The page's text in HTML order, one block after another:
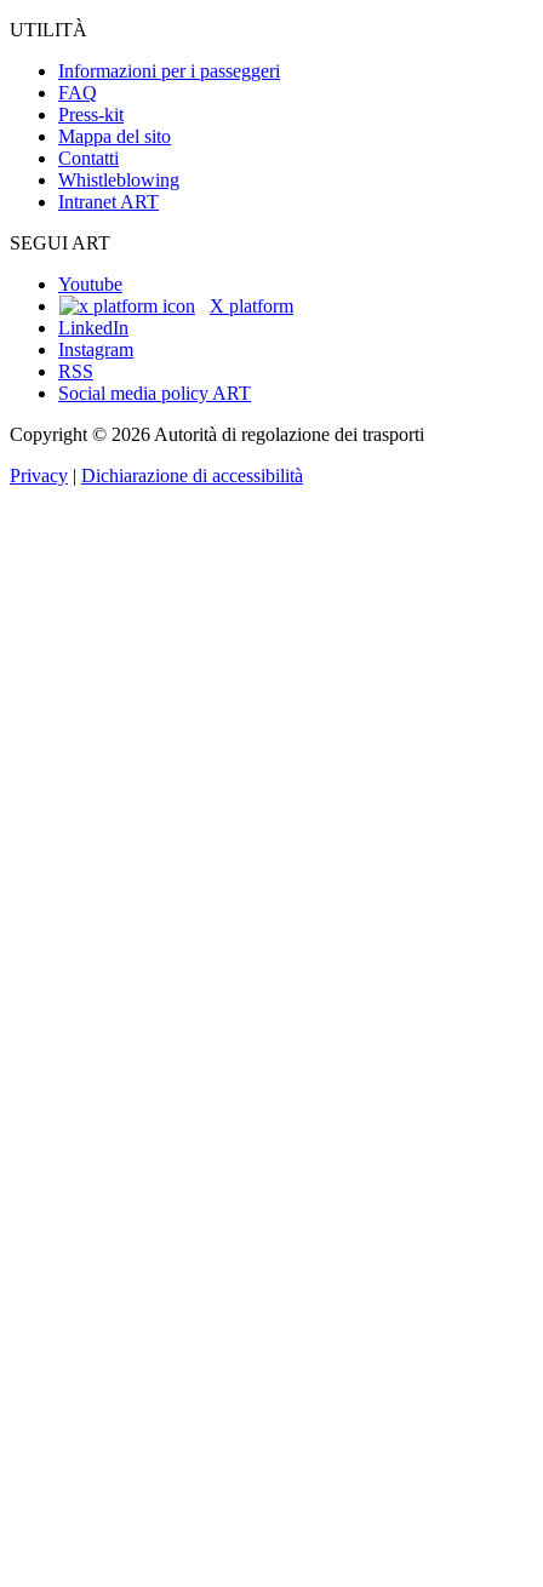
UTILITÀ
Informazioni per i passeggeri
FAQ
Press-kit
Mappa del sito
Contatti
Whistleblowing
Intranet ART
SEGUI ART
Youtube
X platform
LinkedIn
Instagram
RSS
Social media policy ART
Copyright © 2026 Autorità di regolazione dei trasporti
Privacy | Dichiarazione di accessibilità